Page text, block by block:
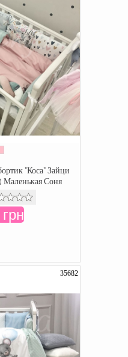
"Коса" Зайци
Маленькая Соня
35682